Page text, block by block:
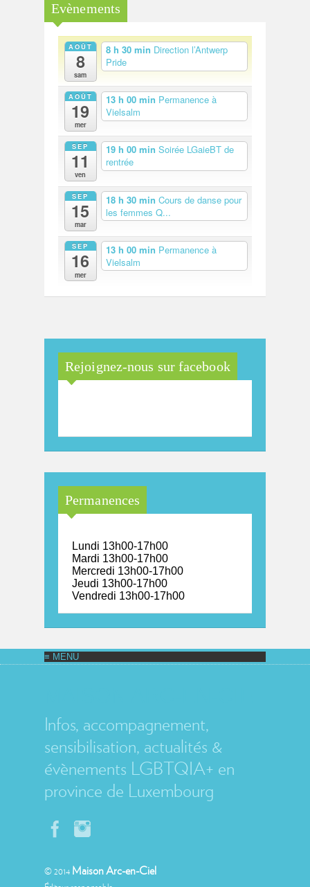
Evènements
AOÛT
8
sam
8 h 30 min Direction l’Antwerp
Pride
AOÛT
19
mer
13 h 00 min Permanence à
Vielsalm
SEP
11
ven
19 h 00 min Soirée LGaieBT de
rentrée
SEP
15
mar
18 h 30 min Cours de danse pour
les femmes Q...
SEP
16
mer
13 h 00 min Permanence à
Vielsalm
Rejoignez-nous sur facebook
Permanences
Lundi 13h00-17h00
Mardi 13h00-17h00
Mercredi 13h00-17h00
Jeudi 13h00-17h00
Vendredi 13h00-17h00
Infos, accompagnement,
sensibilisation, actualités &
évènements LGBTQIA+ en
province de Luxembourg
© 2014 Maison Arc-en-Ciel